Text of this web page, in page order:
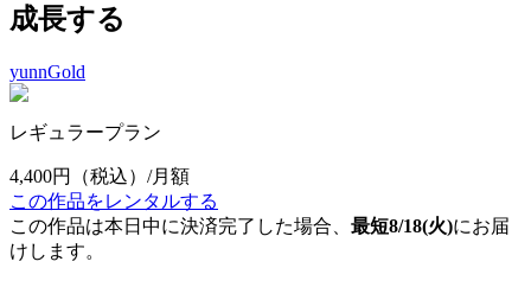
成長する
yunnGold
レギュラープラン
4,400円
（税込）/月額
この作品をレンタルする
この作品は本日中に決済完了した場合、 最短8/18(火)にお届
けします。